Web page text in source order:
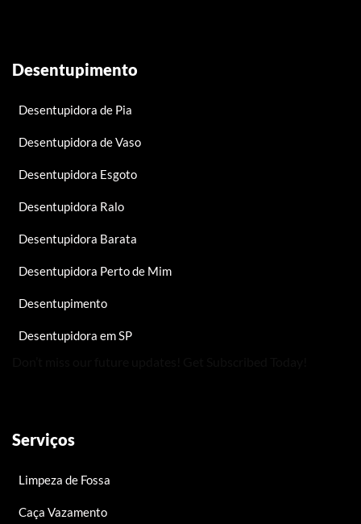
Desentupimento
Desentupidora de Pia
Desentupidora de Vaso
Desentupidora Esgoto
Desentupidora Ralo
Desentupidora Barata
Desentupidora Perto de Mim
Desentupimento
Desentupidora em SP
Serviços
Limpeza de Fossa
Caça Vazamento